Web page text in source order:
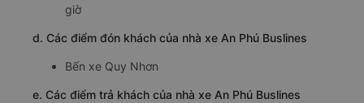
giờ
d. Các điểm đón khách của nhà xe An Phú Buslines
Bến xe Quy Nhơn
e. Các điểm trả khách của nhà xe An Phú Buslines